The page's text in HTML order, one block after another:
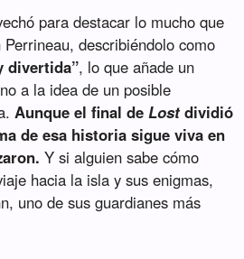
para destacar lo mucho que
describiéndolo como
divertida”, lo que añade un
a la idea de un posible
Aunque el final deLostdividió
de esa historia sigue viva en
Y si alguien sabe cómo
hacia la isla y sus enigmas,
uno de sus guardianes más